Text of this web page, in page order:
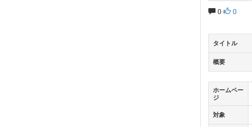
0 0
タイトル
概要
ホームペー
ジ
対象